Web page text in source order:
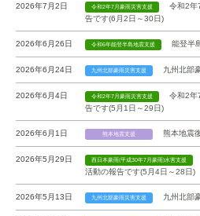
2026年7月2日 令和2年7月豪雨災害支援
令和2年
告です(6月2日～30日)
2026年6月26日 令和6年能登半島地震支援 能登半
2026年6月24日 九州北部豪雨災害支援 九州北部
2026年6月4日 令和2年7月豪雨災害支援
令和2年
告です(5月1日～29日)
2026年6月1日 熊本地震支援 熊本地震
2026年5月29日 西日本豪雨(平成30年7月豪雨)水害支援
活動の報告です(5月4日～28日)
2026年5月13日 九州北部豪雨災害支援 九州北部